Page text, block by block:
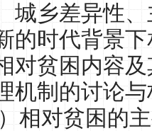
城乡差异性
的时代背景
对贫困内容
机制的讨论
相对贫困的